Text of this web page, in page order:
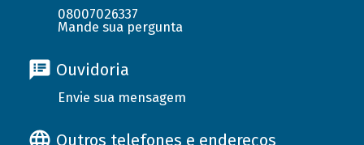
08007026337
Mande sua pergunta
Ouvidoria
Envie sua mensagem
Outros telefones e endereços